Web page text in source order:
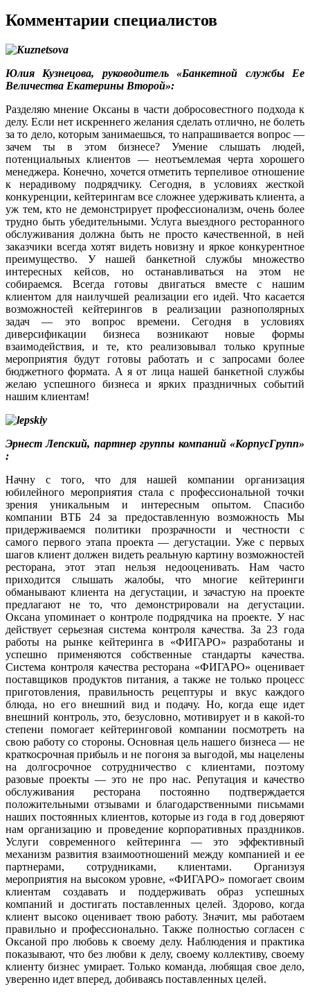
Комментарии специалистов
Юлия Кузнецова, руководитель «Банкетной службы Ее
Величества Екатерины Второй»:
Разделяю мнение Оксаны в части добросовестного подхода к
делу. Если нет искреннего желания сделать отлично, не болеть
за то дело, которым занимаешься, то напрашивается вопрос —
зачем ты в этом бизнесе? Умение слышать людей,
потенциальных клиентов — неотъемлемая черта хорошего
менеджера. Конечно, хочется отметить терпеливое отношение
к нерадивому подрядчику. Сегодня, в условиях жесткой
конкуренции, кейтерингам все сложнее удерживать клиента, а
уж тем, кто не демонстрирует профессионализм, очень более
трудно быть убедительными. Услуга выездного ресторанного
обслуживания должна быть не просто качественной, в ней
заказчики всегда хотят видеть новизну и яркое конкурентное
преимущество. У нашей банкетной службы множество
интересных кейсов, но останавливаться на этом не
собираемся. Всегда готовы двигаться вместе с нашим
клиентом для наилучшей реализации его идей. Что касается
возможностей кейтерингов в реализации разнополярных
задач — это вопрос времени. Сегодня в условиях
диверсификации бизнеса возникают новые формы
взаимодействия, и те, кто реализовывал только крупные
мероприятия будут готовы работать и с запросами более
бюджетного формата. А я от лица нашей банкетной службы
желаю успешного бизнеса и ярких праздничных событий
нашим клиентам!
Эрнест Лепский, партнер группы компаний «КорпусГрупп»
:
Начну с того, что для нашей компании организация
юбилейного мероприятия стала с профессиональной точки
зрения уникальным и интересным опытом. Спасибо
компании ВТБ 24 за предоставленную возможность Мы
придерживаемся политики прозрачности и честности с
самого первого этапа проекта — дегустации. Уже с первых
шагов клиент должен видеть реальную картину возможностей
ресторана, этот этап нельзя недооценивать. Нам часто
приходится слышать жалобы, что многие кейтеринги
обманывают клиента на дегустации, и зачастую на проекте
предлагают не то, что демонстрировали на дегустации.
Оксана упоминает о контроле подрядчика на проекте. У нас
действует серьезная система контроля качества. За 23 года
работы на рынке кейтеринга в «ФИГАРО» разработаны и
успешно применяются собственные стандарты качества.
Система контроля качества ресторана «ФИГАРО» оценивает
поставщиков продуктов питания, а также не только процесс
приготовления, правильность рецептуры и вкус каждого
блюда, но его внешний вид и подачу. Но, когда еще идет
внешний контроль, это, безусловно, мотивирует и в какой-то
степени помогает кейтеринговой компании посмотреть на
свою работу со стороны. Основная цель нашего бизнеса — не
краткосрочная прибыль и не погоня за выгодой, мы нацелены
на долгосрочное сотрудничество с клиентами, поэтому
разовые проекты — это не про нас. Репутация и качество
обслуживания ресторана постоянно подтверждается
положительными отзывами и благодарственными письмами
наших постоянных клиентов, которые из года в год доверяют
нам организацию и проведение корпоративных праздников.
Услуги современного кейтеринга — это эффективный
механизм развития взаимоотношений между компанией и ее
партнерами, сотрудниками, клиентами. Организуя
мероприятия на высоком уровне, «ФИГАРО» помогает своим
клиентам создавать и поддерживать образ успешных
компаний и достигать поставленных целей. Здорово, когда
клиент высоко оценивает твою работу. Значит, мы работаем
правильно и профессионально. Также полностью согласен с
Оксаной про любовь к своему делу. Наблюдения и практика
показывают, что без любви к делу, своему коллективу, своему
клиенту бизнес умирает. Только команда, любящая свое дело,
уверенно идет вперед, добиваясь поставленных целей.